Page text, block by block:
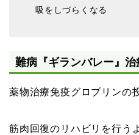
吸をしづらくなる
難病『ギランバレー』治
薬物治療免疫グロブリンの
筋肉回復のリハビリを行う